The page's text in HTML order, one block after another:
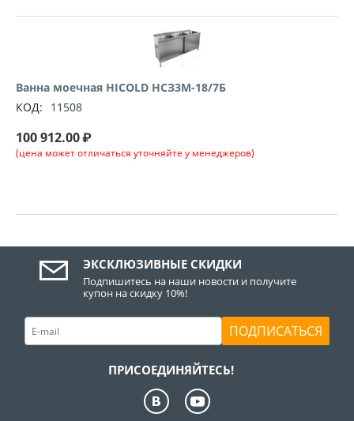
Ванна моечная HICOLD НСЗ3М-18/7Б
КОД:
11508
100 912.00₽
(цена может отличаться уточняйте у менеджеров)
ЭКСКЛЮЗИВНЫЕ СКИДКИ
Подпишитесь на наши новости и получите
купон на скидку 10%!
ПОДПИСАТЬСЯ
ПРИСОЕДИНЯЙТЕСЬ!